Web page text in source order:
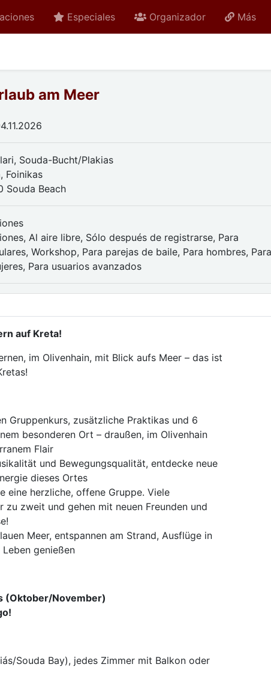
Especiales Organizador Más
am Meer
Souda-Bucht/Plakias
Foinikas
Souda Beach
Al aire libre, Sólo después de registrarse, Para
Workshop, Para parejas de baile, Para hombres, Para
Para usuarios avanzados
auf Kreta!
im Olivenhain, mit Blick aufs Meer – das ist
Gruppenkurs, zusätzliche Praktikas und 6
besonderen Ort – draußen, im Olivenhain
Flair
und Bewegungsqualität, entdecke neue
dieses Ortes
eine herzliche, offene Gruppe. Viele
zu zweit und gehen mit neuen Freunden und
Meer, entspannen am Strand, Ausflüge in
genießen
(Oktober/November)
Souda Bay), jedes Zimmer mit Balkon oder